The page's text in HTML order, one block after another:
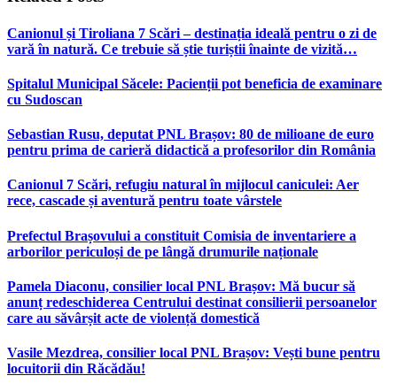
Canionul și Tiroliana 7 Scări – destinația ideală pentru o zi de
vară în natură. Ce trebuie să știe turiștii înainte de vizită…
Spitalul Municipal Săcele: Pacienții pot beneficia de examinare
cu Sudoscan
Sebastian Rusu, deputat PNL Brașov: 80 de milioane de euro
pentru prima de carieră didactică a profesorilor din România
Canionul 7 Scări, refugiu natural în mijlocul caniculei: Aer
rece, cascade și aventură pentru toate vârstele
Prefectul Brașovului a constituit Comisia de inventariere a
arborilor periculoși de pe lângă drumurile naționale
Pamela Diaconu, consilier local PNL Brașov: Mă bucur să
anunț redeschiderea Centrului destinat consilierii persoanelor
care au săvârșit acte de violență domestică
Vasile Mezdrea, consilier local PNL Brașov: Vești bune pentru
locuitorii din Răcădău!